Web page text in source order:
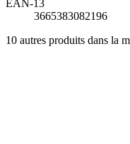
EAN-13
3665383082196
10 autres produits dans la